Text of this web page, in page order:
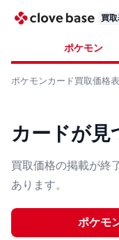
買
ポケモン
ポケモンカード買取価格表
カードが見
買取価格の掲載が終
あります。
ポケモ